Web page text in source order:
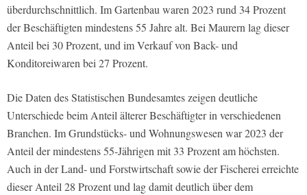
überdurchschnittlich. Im Gartenbau waren 2023 rund 34 Prozent
der Beschäftigten mindestens 55 Jahre alt. Bei Maurern lag dieser
Anteil bei 30 Prozent, und im Verkauf von Back- und
Konditoreiwaren bei 27 Prozent.
Die Daten des Statistischen Bundesamtes zeigen deutliche
Unterschiede beim Anteil älterer Beschäftigter in verschiedenen
Branchen. Im Grundstücks- und Wohnungswesen war 2023 der
Anteil der mindestens 55-Jährigen mit 33 Prozent am höchsten.
Auch in der Land- und Forstwirtschaft sowie der Fischerei erreichte
dieser Anteil 28 Prozent und lag damit deutlich über dem